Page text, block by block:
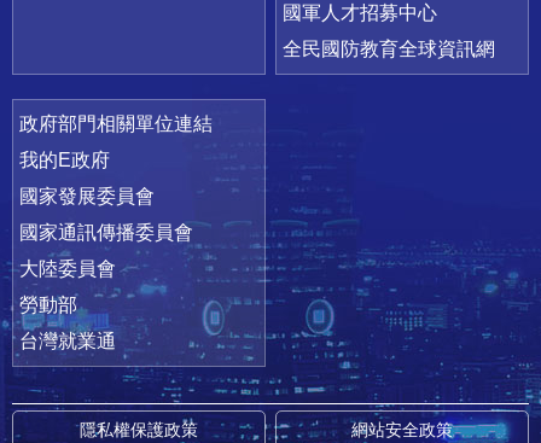
國軍人才招募中心
全民國防教育全球資訊網
政府部門相關單位連結
我的E政府
國家發展委員會
國家通訊傳播委員會
大陸委員會
勞動部
台灣就業通
隱私權保護政策 網站安全政策